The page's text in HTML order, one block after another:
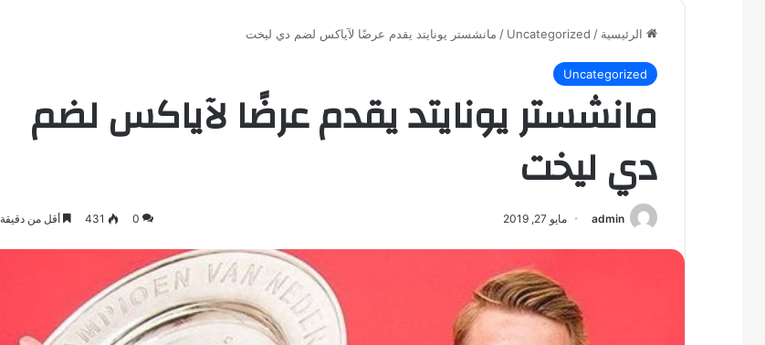
الرئيسية /
Uncategorized
/ مانشستر يونايتد يقدم عرضًا لآياكس لضم دي ليخت
Uncategorized
مانشستر يونايتد يقدم عرضًا لآياكس لضم
دي ليخت
admin مايو 27, 2019 0
431 أقل من دقيقة